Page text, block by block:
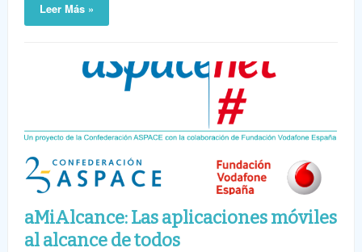
Leer Más »
aMiAlcance: Las aplicaciones móviles
al alcance de todos